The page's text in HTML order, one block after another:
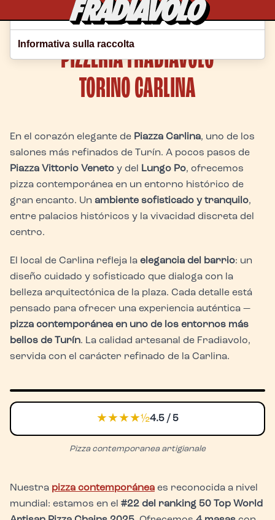
Home
Torino
Carlina
PIZZERÍA FRADIAVOLO
TORINO CARLINA
En el corazón elegante de Piazza Carlina, uno de los
salones más refinados de Turín. A pocos pasos de
Piazza Vittorio Veneto y del Lungo Po, ofrecemos
pizza contemporánea en un entorno histórico de
gran encanto. Un ambiente sofisticado y tranquilo,
entre palacios históricos y la vivacidad discreta del
centro.
El local de Carlina refleja la elegancia del barrio: un
diseño cuidado y sofisticado que dialoga con la
belleza arquitectónica de la plaza. Cada detalle está
pensado para ofrecer una experiencia auténtica —
pizza contemporánea en uno de los entornos más
bellos de Turín. La calidad artesanal de Fradiavolo,
servida con el carácter refinado de la Carlina.
★★★★½4.5 / 5
Pizza contemporanea artigianale
Nuestra pizza contemporánea es reconocida a nivel
mundial: estamos en el #22 del ranking 50 Top World
Le tue preferenze relative alla privacy
Informativa sulla raccolta